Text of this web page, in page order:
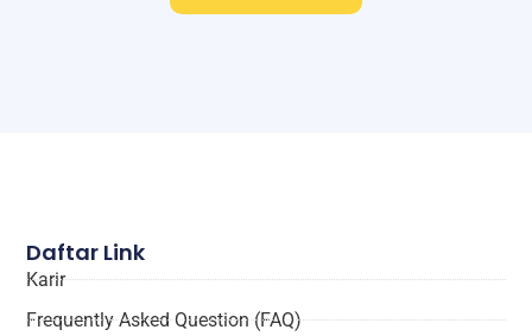
Daftar Link
Karir
Frequently Asked Question (FAQ)